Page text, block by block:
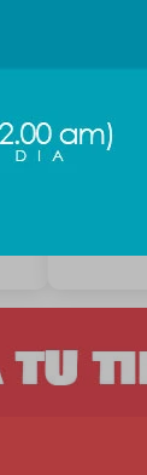
Goma de
Pixar